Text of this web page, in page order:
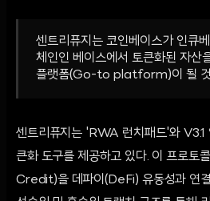
센트리퓨지는 코인베이스가 인큐
체인인 베이스에서 토큰화된 자산
플랫폼(Go-to platform)이 될 것
센트리퓨지는 'RWA 런치패드'와 V3.1
큰화 도구를 제공하고 있다. 이 프로토
Credit)을 데파이(DeFi) 유동성과 연